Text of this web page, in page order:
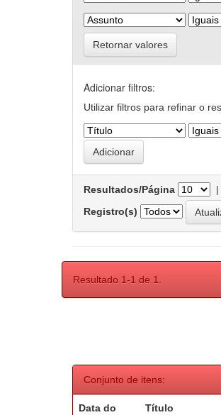
Retornar valores
Adicionar filtros:
Utilizar filtros para refinar o
Resultados/Página |
Registro(s)
Resultado 1-1 de 1.
Conjunto de itens:
Data do Título